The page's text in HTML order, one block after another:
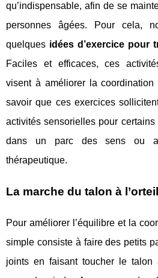
qu’indispensable, afin de se
personnes âgées. Pour cela,
quelques idées d’exercice pour
Faciles et efficaces, ces
visent à améliorer la coordination
savoir que ces exercices
activités sensorielles pour certains
dans un parc des sens ou
thérapeutique.
La marche du talon à l’orteil
Pour améliorer l’équilibre et la
simple consiste à faire des petits
joints en faisant toucher le talon